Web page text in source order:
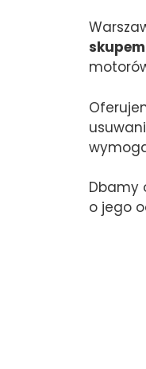
Dbamy
o jego